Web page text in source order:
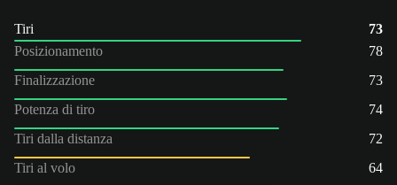
Tiri
73
Posizionamento
78
Finalizzazione
73
Potenza di tiro
74
Tiri dalla distanza
72
Tiri al volo
64